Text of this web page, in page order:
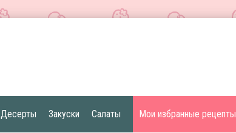
Десерты Закуски Салаты Мои избранные рецепты